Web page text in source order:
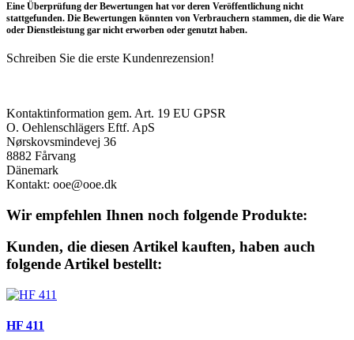
Eine Überprüfung der Bewertungen hat vor deren Veröffentlichung nicht
stattgefunden. Die Bewertungen könnten von Verbrauchern stammen, die die Ware
oder Dienstleistung gar nicht erworben oder genutzt haben.
Schreiben Sie die erste Kundenrezension!
Kontaktinformation gem. Art. 19 EU GPSR
O. Oehlenschlägers Eftf. ApS
Nørskovsmindevej 36
8882 Fårvang
Dänemark
Kontakt: ooe@ooe.dk
Wir empfehlen Ihnen noch folgende Produkte:
Kunden, die diesen Artikel kauften, haben auch
folgende Artikel bestellt:
HF 411